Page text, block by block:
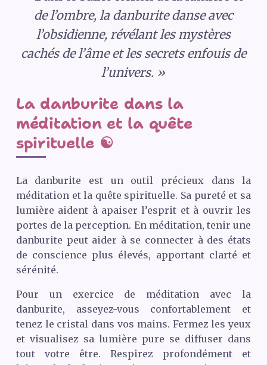
de l’ombre, la danburite danse avec
l’obsidienne, révélant les mystères
cachés de l’âme et les secrets enfouis de
l’univers. »
La danburite dans la
méditation et la quête
spirituelle ☯️
La danburite est un outil précieux dans la
méditation et la quête spirituelle. Sa pureté et sa
lumière aident à apaiser l’esprit et à ouvrir les
portes de la perception. En méditation, tenir une
danburite peut aider à se connecter à des états
de conscience plus élevés, apportant clarté et
sérénité.
Pour un exercice de méditation avec la
danburite, asseyez-vous confortablement et
tenez le cristal dans vos mains. Fermez les yeux
et visualisez sa lumière pure se diffuser dans
tout votre être. Respirez profondément et